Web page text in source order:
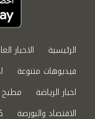
الرئيسية الاخبار
فيديوهات متنوعة
اخبار الرياضة
مطبخ
الاقتصاد والبورصة